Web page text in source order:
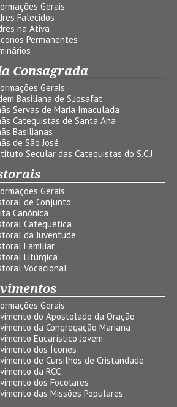
Gerais
Falecidos
na Ativa
Permanentes
Consagrada
Gerais
Basiliana de S.Josafat
Servas de Maria Imaculada
Catequistas de Santa Ana
Basilianas
de São José
Secular das Catequistas do S.C.J
Gerais
de Conjunto
Canônica
Catequética
da Juventude
Familiar
Litúrgica
Vocacional
Gerais
do Apostolado da Oração
da Congregação Mariana
Eucarístico Jovem
dos Ícones
de Cursilhos de Cristandade
da RCC
dos Focolares
das Missões Populares